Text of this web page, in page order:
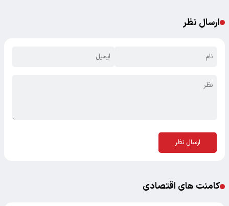
ارسال نظر
ارسال نظر
کامنت های اقتصادی